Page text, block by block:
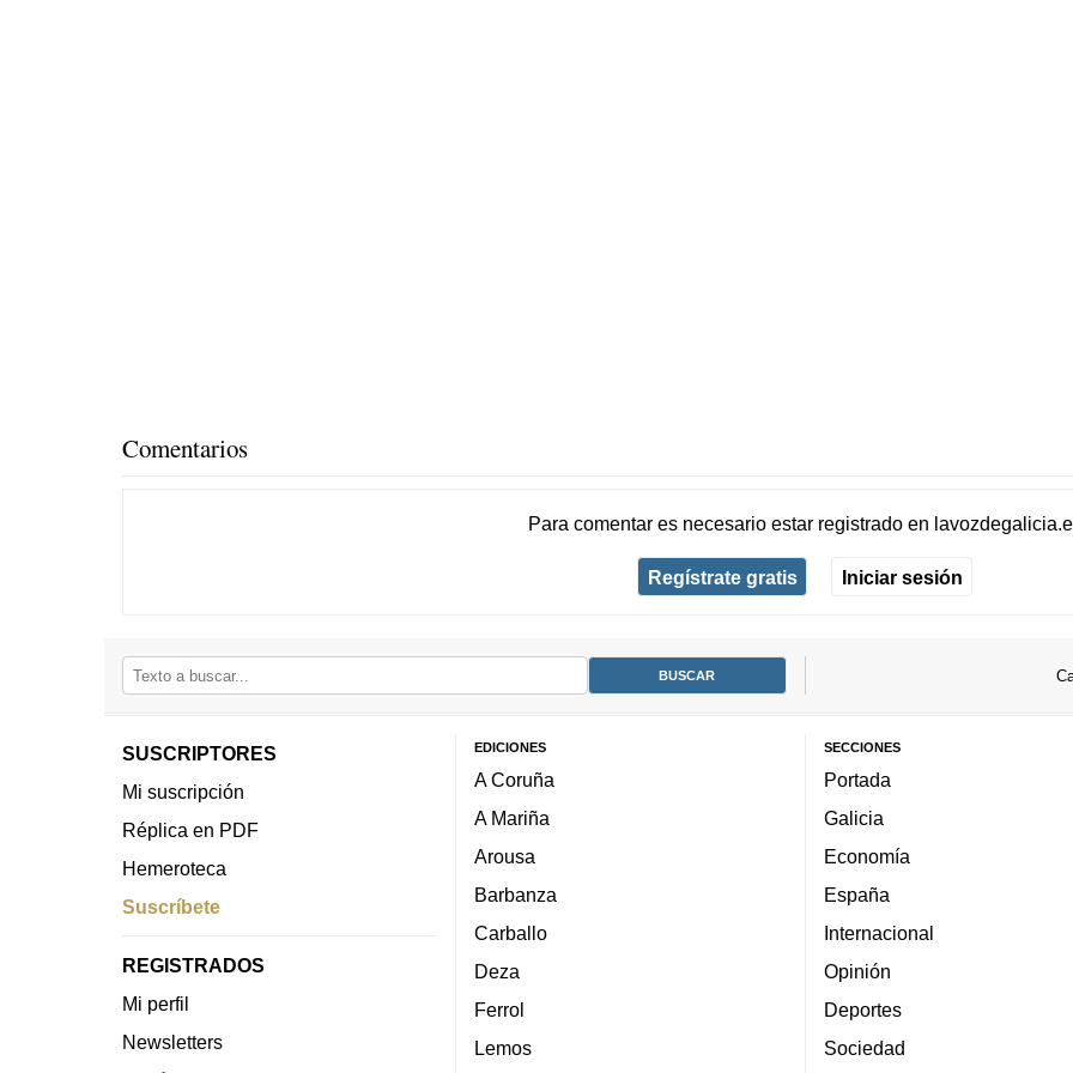
Comentarios
Para comentar es necesario estar registradoen
Regístrate gratis Iniciar sesión
SUSCRIPTORES
Mi suscripción
Réplica en PDF
Hemeroteca
Suscríbete
REGISTRADOS
Mi perfil
Newsletters
EDICIONES
A Coruña
A Mariña
Arousa
Barbanza
Carballo
Deza
Ferrol
Lemos
SECCIONES
Portada
Galicia
Economía
España
Internacional
Opinión
Deportes
Sociedad